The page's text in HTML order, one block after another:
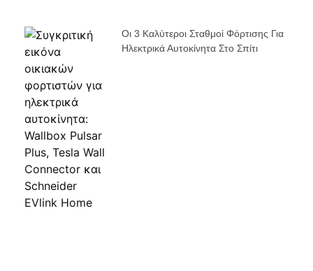
Οι 3 Καλύτεροι Σταθμοί Φόρτισης Για
Ηλεκτρικά Αυτοκίνητα Στο Σπίτι